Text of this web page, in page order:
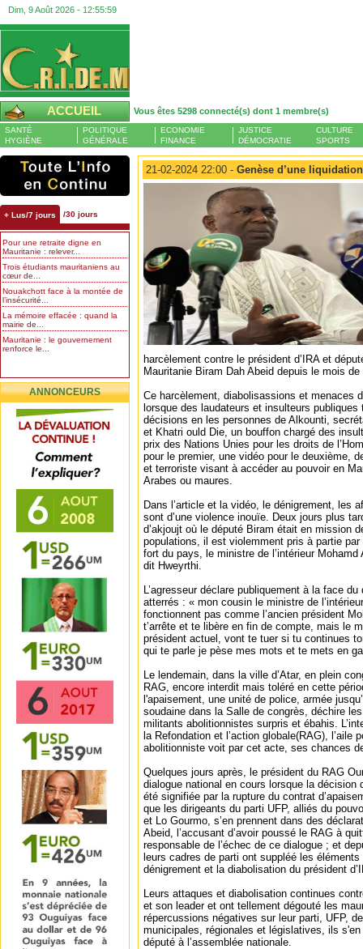
Dim, 9 Août 2026 - 12:56:00
ACCUEIL Vous êtes 5298 connecté(s) dont 1 membre(s)
SANTÉ
HYGIÈNE
POLITIQUE
GÉNÉRALE
ECONOMIE
FINANCE
JUSTICE
DÉMOCRATIE
CULTURE
SPORTS
+ Lus/7 jours /30 jours
Pour une retraite digne en
Mauritanie : relever...
Trois étudiants mauritaniens au
cœur de...
Nouakchott face à la montée de
l’insécurité...
La mémoire effacée : quand la
mairie de...
Mauritanie : le gouvernement
renforce le...
ANNONCEURS
21-02-2024 22:00 - Genèse d’une
harcèlement contre le président d’IRA et
Mauritanie Biram Dah Abeid depuis le mois
Ce harcèlement, diabolisassions et menaces
lorsque des laudateurs et insulteurs
décisions en les personnes de Alkounti,
et Khatri ould Die, un bouffon chargé des
prix des Nations Unies pour les droits de
pour le premier, une vidéo pour le deuxième,
et terroriste visant à accéder au pouvoir en
Arabes ou maures.
Dans l’article et la vidéo, le dénigrement, les
sont d’une violence inouïe. Deux jours plus
d’akjoujt où le député Biram était en mission
populations, il est violemment pris à partie par
fort du pays, le ministre de l’intérieur
dit Hweyrthi.
L’agresseur déclare publiquement à la face
atterrés : « mon cousin le ministre de
fonctionnent pas comme l’ancien président
t’arrête et te libère en fin de compte, mais le
président actuel, vont te tuer si tu continues
qui te parle je pèse mes mots et te mets en
Le lendemain, dans la ville d’Atar, en plein
RAG, encore interdit mais toléré en cette
l'apaisement, une unité de police, armée
soudaine dans la Salle de congrès, déchire
militants abolitionnistes surpris et ébahis.
la Refondation et l’action globale(RAG), l’aile
abolitionniste voit par cet acte, ses chances
Quelques jours après, le président du RAG
dialogue national en cours lorsque la décision
été signifiée par la rupture du contrat
que les dirigeants du parti UFP, alliés du
et Lo Gourmo, s’en prennent dans des
Abeid, l’accusant d’avoir poussé le RAG à
responsable de l’échec de ce dialogue ; et
leurs cadres de parti ont suppléé les
dénigrement et la diabolisation du président
Leurs attaques et diabolisation continues
et son leader et ont tellement dégouté les
répercussions négatives sur leur parti, UFP,
municipales, régionales et législatives, ils
député à l’assemblée nationale.